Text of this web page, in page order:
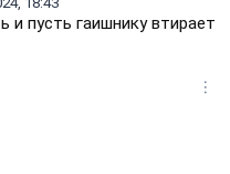
и пусть гаишнику втирает